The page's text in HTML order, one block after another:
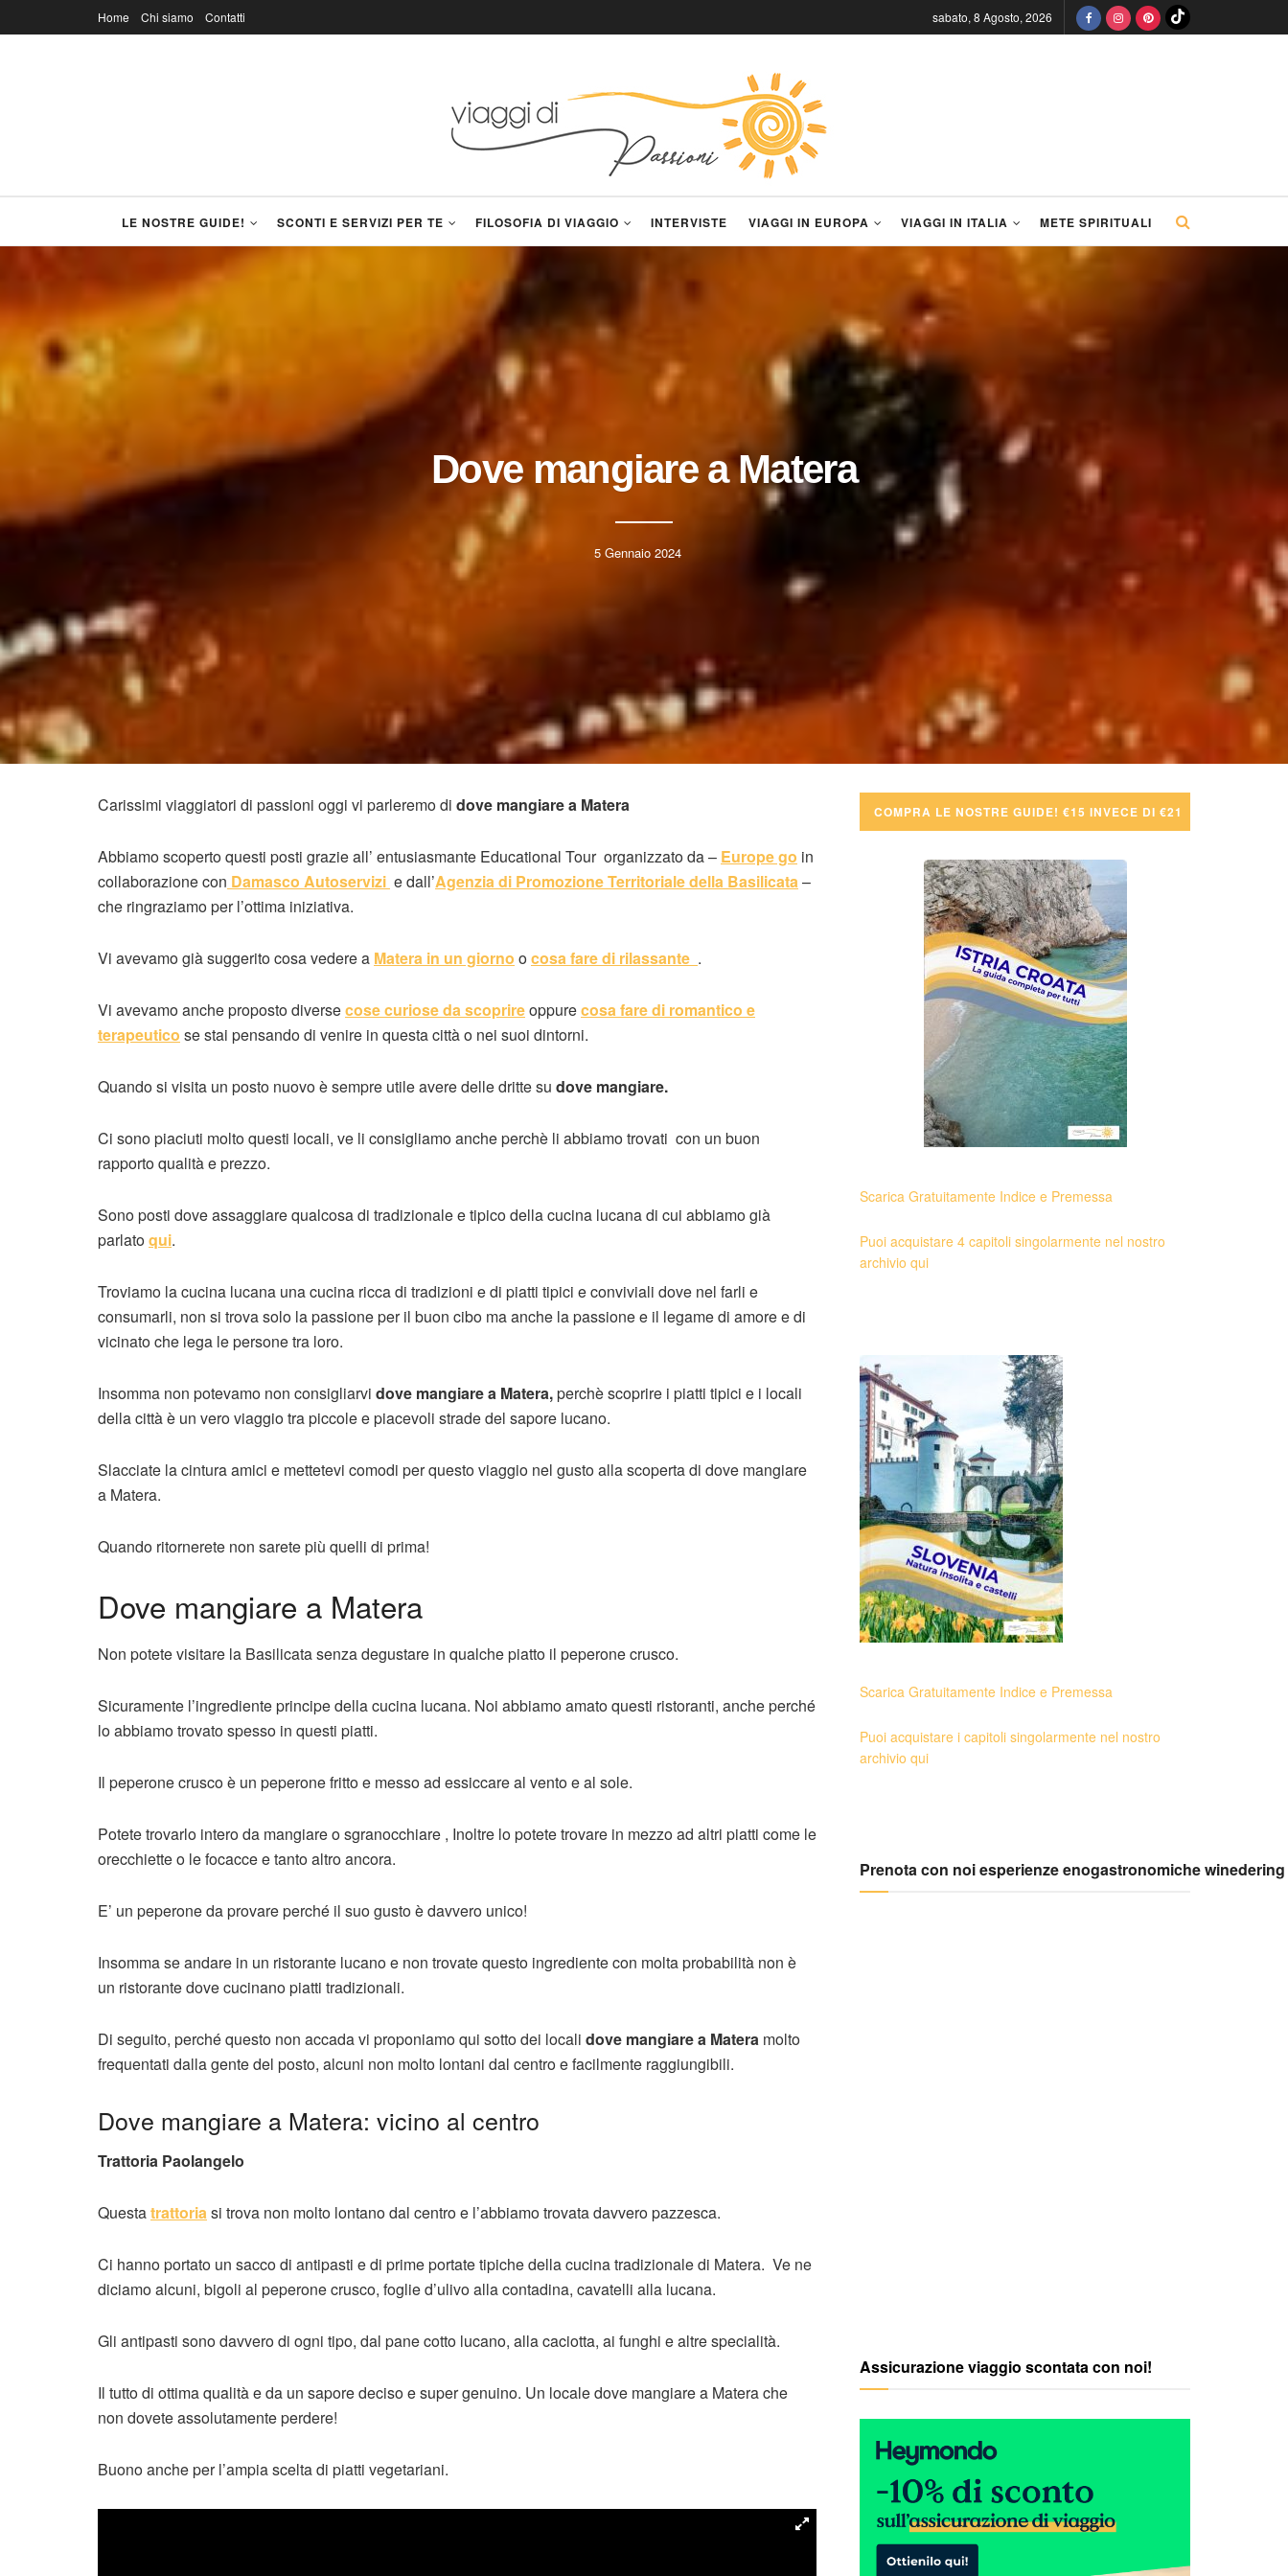
Home Chi siamo Contatti sabato, 8 Agosto, 2026
LE NOSTRE GUIDE! SCONTI E SERVIZI PER TE FILOSOFIA DI VIAGGIO INTERVISTE VIAGGI IN EUROPA VIAGGI IN ITALIA METE SPIRITUALI
Dove mangiare a Matera
5 Gennaio 2024
Carissimi viaggiatori di passioni oggi vi parleremo di dove mangiare a Matera
Abbiamo scoperto questi posti grazie all’ entusiasmante Educational Tour organizzato da – Europe go in
collaborazione con Damasco Autoservizi e dall’Agenzia di Promozione Territoriale della Basilicata–
che ringraziamo per l’ottima iniziativa.
Vi avevamo già suggerito cosa vedere a Matera in un giorno ocosa fare di rilassante .
Vi avevamo anche proposto diversecose curiose da scoprireoppurecosa fare di romantico e
terapeutico se stai pensando di venire in questa città o nei suoi dintorni.
Quando si visita un posto nuovo è sempre utile avere delle dritte su dove mangiare.
Ci sono piaciuti molto questi locali, ve li consigliamo anche perchè li abbiamo trovati con un buon
rapporto qualità e prezzo.
Sono posti dove assaggiare qualcosa di tradizionale e tipico della cucina lucana di cui abbiamo già
parlatoqui.
Troviamo la cucina lucana una cucina ricca di tradizioni e di piatti tipici e conviviali dove nel farli e
consumarli, non si trova solo la passione per il buon cibo ma anche la passione e il legame di amore e di
vicinato che lega le persone tra loro.
Insomma non potevamo non consigliarvi dove mangiare a Matera,perchè scoprire i piatti tipici e i locali
della città è un vero viaggio tra piccole e piacevoli strade del sapore lucano.
Slacciate la cintura amici e mettetevi comodi per questo viaggio nel gusto alla scoperta di dove mangiare
a Matera.
Quando ritornerete non sarete più quelli di prima!
Dove mangiare a Matera
Non potete visitare la Basilicata senza degustare in qualche piatto il peperone crusco.
Sicuramente l’ingrediente principe della cucina lucana. Noi abbiamo amato questi ristoranti, anche perché
lo abbiamo trovato spesso in questi piatti.
Il peperone crusco è un peperone fritto e messo ad essiccare al vento e al sole.
Potete trovarlo intero da mangiare o sgranocchiare , Inoltre lo potete trovare in mezzo ad altri piatti come le
orecchiette o le focacce e tanto altro ancora.
E’ un peperone da provare perché il suo gusto è davvero unico!
Insomma se andare in un ristorante lucano e non trovate questo ingrediente con molta probabilità non è
un ristorante dove cucinano piatti tradizionali.
Di seguito, perché questo non accada vi proponiamo qui sotto dei locali dove mangiare a Matera molto
frequentati dalla gente del posto, alcuni non molto lontani dal centro e facilmente raggiungibili.
Dove mangiare a Matera: vicino al centro
Trattoria Paolangelo
Questatrattoriasi trova non molto lontano dal centro e l’abbiamo trovata davvero pazzesca.
Ci hanno portato un sacco di antipasti e di prime portate tipiche della cucina tradizionale di Matera. Ve ne
diciamo alcuni, bigoli al peperone crusco, foglie d’ulivo alla contadina, cavatelli alla lucana.
Gli antipasti sono davvero di ogni tipo, dal pane cotto lucano, alla caciotta, ai funghi e altre specialità.
Il tutto di ottima qualità e da un sapore deciso e super genuino. Un locale dove mangiare a Matera che
non dovete assolutamente perdere!
Buono anche per l’ampia scelta di piatti vegetariani.
COMPRA LE NOSTRE GUIDE! €15 INVECE DI €21
Scarica Gratuitamente Indice e Premessa
Puoi acquistare 4 capitoli singolarmente nel nostro
archivio qui
Scarica Gratuitamente Indice e Premessa
Puoi acquistare i capitoli singolarmente nel nostro
archivio qui
Prenota con noi esperienze enogastronomiche winedering
Assicurazione viaggio scontata con noi!